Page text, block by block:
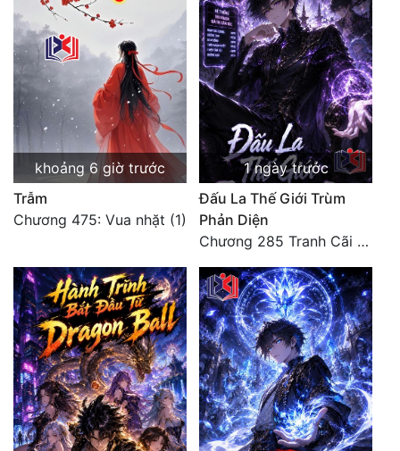
khoảng 6 giờ trước
Trẫm
Chương 475: Vua nhặt (1)
1 ngày trước
Đấu La Thế Giới Trùm
Phản Diện
Chương 285 Tranh Cãi Giữa Sư Đồ